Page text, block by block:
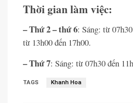
Thời gian làm việc:
– Thứ 2 – thứ 6: Sáng: từ
từ 13h00 đến 17h00.
– Thứ 7: Sáng: từ 07h30 đến
TAGS Khanh Hoa